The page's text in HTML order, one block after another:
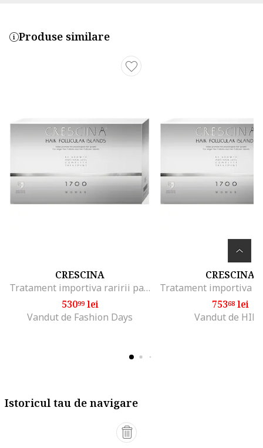
Produse similare
CRESCINA
Tratament importiva raririi parului la femei Follicular Islands 1700, 10+10 fiole, Stadiu initial
53099lei
Vandut de Fashion Days
CRESCINA
75368lei
Vandut de
Istoricul tau de navigare